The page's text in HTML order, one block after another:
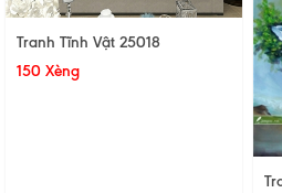
Tranh Tĩnh Vật 25018
150 Xèng